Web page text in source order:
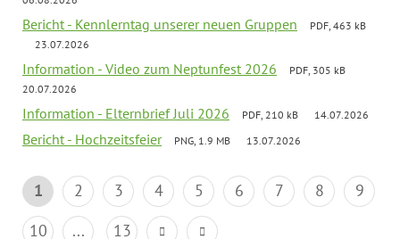
Bericht - Kennlerntag unserer neuen Gruppen
PDF, 463 kB
23.07.2026
Information - Video zum Neptunfest 2026
PDF, 305 kB
20.07.2026
Information - Elternbrief Juli 2026 PDF, 210 kB 14.07.2026
Bericht - Hochzeitsfeier PNG, 1.9 MB 13.07.2026
1 2 3 4 5 6 7 8
9
10
... 13